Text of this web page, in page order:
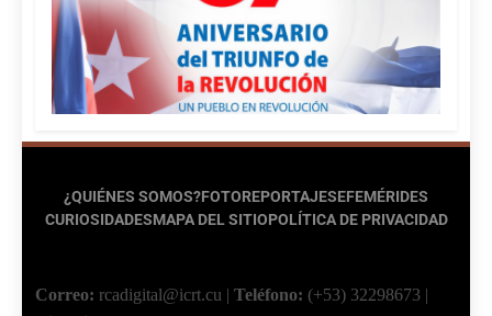
¿QUIÉNES SOMOS?FOTOREPORTAJESEFEMÉRIDES
CURIOSIDADESMAPA DEL SITIOPOLÍTICA DE PRIVACIDAD
Correo: rcadigital@icrt.cu | Teléfono: (+53) 32298673 |